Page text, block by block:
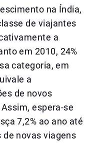
na Índia,
de viajantes
a
em 2010, 24%
categoria, em
a
de novos
espera-se
7,2% ao ano até
de novas viagens